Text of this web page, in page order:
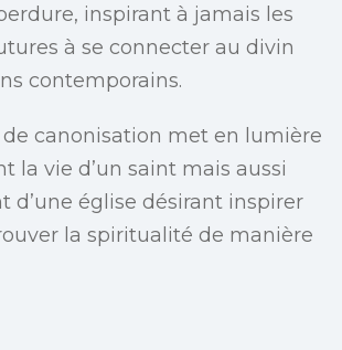
inspirant à jamais les
à se connecter au divin
contemporains.
canonisation met en lumière
la vie d’un saint mais aussi
d’une église désirant inspirer
la spiritualité de manière